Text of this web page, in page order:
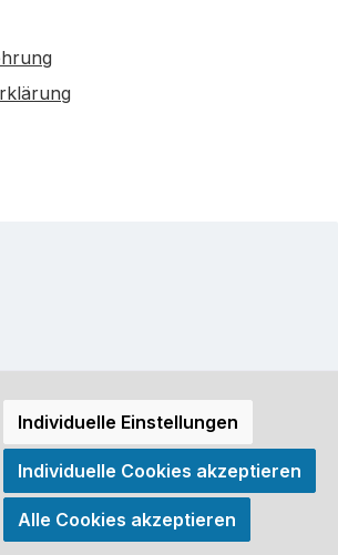
= UVP-Preise. Abbildungen
Individuelle Einstellungen
Individuelle Cookies akzeptieren
Alle Cookies akzeptieren